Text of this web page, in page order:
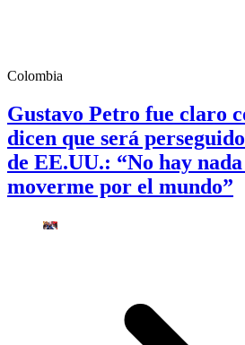
Colombia
Gustavo Petro fue claro
dicen que será
de EE.UU.: “No hay
moverme por el mundo”